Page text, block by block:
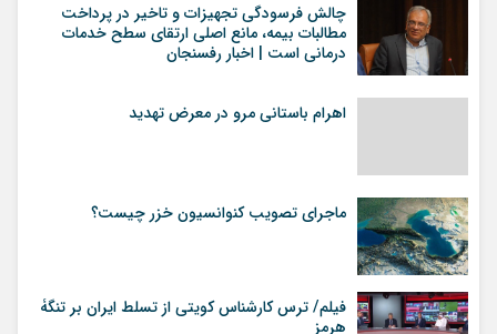
چالش فرسودگی تجهیزات و تاخیر در پرداخت
مطالبات بیمه، مانع اصلی ارتقای سطح خدمات
درمانی است | اخبار رفسنجان
اهرام باستانی مرو در معرض تهدید
ماجرای تصویب کنوانسیون خزر چیست؟
فیلم/ ترس کارشناس کویتی از تسلط ایران بر تنگۀ
هرمز